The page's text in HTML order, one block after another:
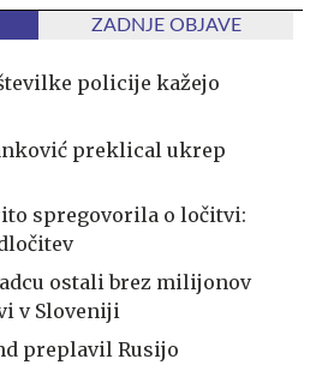
ZADNJE OBJAVE
policije kažejo
preklical ukrep
spregovorila o ločitvi:
ostali brez milijonov
v Sloveniji
preplavil Rusijo